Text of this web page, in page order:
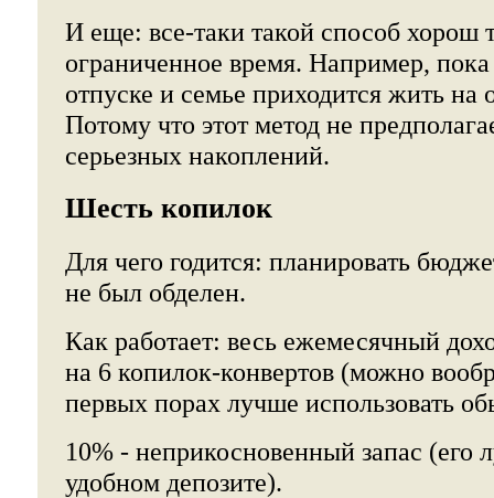
И еще: все-таки такой способ хорош
ограниченное время. Например,
отпуске и семье приходится жить на
Потому что этот метод не
серьезных накоплений.
Шесть копилок
Для чего годится: планировать
не был обделен.
Как работает: весь ежемесячный
на 6 копилок-конвертов (можно
первых порах лучше использовать
10% - неприкосновенный запас (его
удобном депозите).